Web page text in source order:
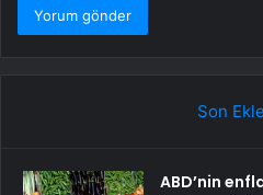
Son
ABD’nin